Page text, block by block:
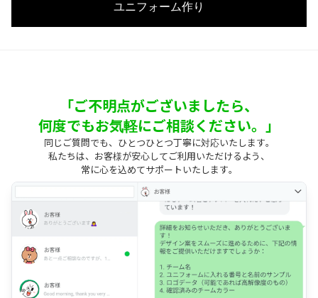
ユニフォーム作り
「ご不明点がございましたら、
何度でもお気軽にご相談ください。」
同じご質問でも、ひとつひとつ丁寧に対応いたします。
私たちは、お客様が安心してご利用いただけるよう、
常に心を込めてサポートいたします。